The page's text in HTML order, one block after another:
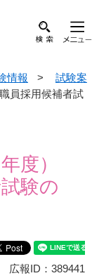
情報 >
試験案
員採用候補者試
度）
験の
広報ID：389441